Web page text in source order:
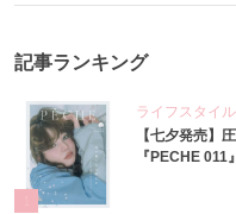
記事ランキング
ライフスタイル
【七夕発売】
『PECHE